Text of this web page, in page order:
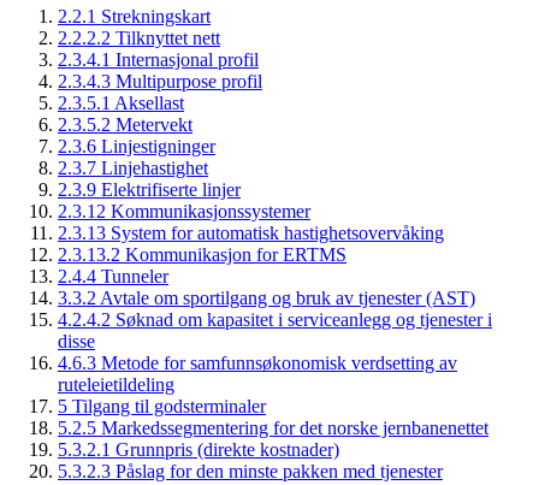
2.2.1 Strekningskart
2.2.2.2 Tilknyttet nett
2.3.4.1 Internasjonal profil
2.3.4.3 Multipurpose profil
2.3.5.1 Aksellast
2.3.5.2 Metervekt
2.3.6 Linjestigninger
2.3.7 Linjehastighet
2.3.9 Elektrifiserte linjer
2.3.12 Kommunikasjonssystemer
2.3.13 System for automatisk hastighetsovervåking
2.3.13.2 Kommunikasjon for ERTMS
2.4.4 Tunneler
3.3.2 Avtale om sportilgang og bruk av tjenester (AST)
4.2.4.2 Søknad om kapasitet i serviceanlegg og tjenester i
disse
4.6.3 Metode for samfunnsøkonomisk verdsetting av
ruteleietildeling
5 Tilgang til godsterminaler
5.2.5 Markedssegmentering for det norske jernbanenettet
5.3.2.1 Grunnpris (direkte kostnader)
5.3.2.3 Påslag for den minste pakken med tjenester